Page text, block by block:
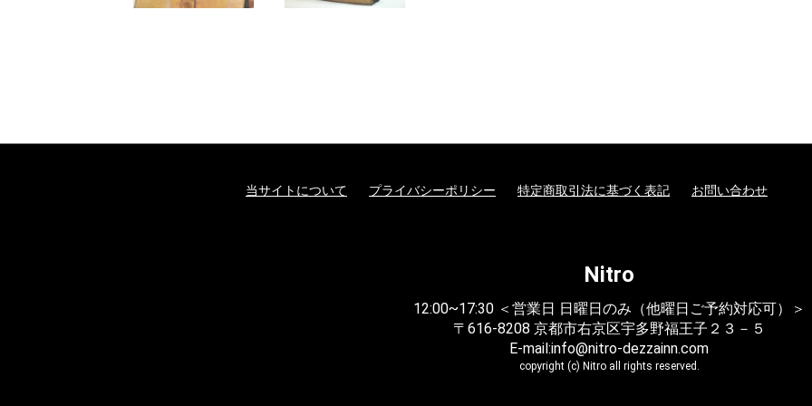
当サイトについて プライバシーポリシー 特定商取引法に基づく表記 お問い合わせ
Nitro
12:00~17:30 ＜営業日 日曜日のみ（他曜日ご予約対応可）＞
〒616-8208 京都市右京区宇多野福王子２３－５
E-mail:info@nitro-dezzainn.com
copyright (c) Nitro all rights reserved.